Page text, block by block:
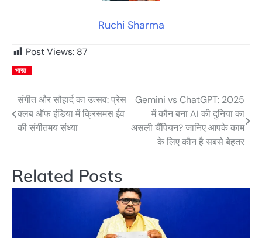
Ruchi Sharma
Post Views: 87
भारत
Post
navigation
संगीत और सौहार्द का उत्सव: प्रेस
क्लब ऑफ इंडिया में क्रिसमस ईव
की संगीतमय संध्या
Gemini vs ChatGPT: 2025
में कौन बना AI की दुनिया का
असली चैंपियन? जानिए आपके काम
के लिए कौन है सबसे बेहतर
Related Posts